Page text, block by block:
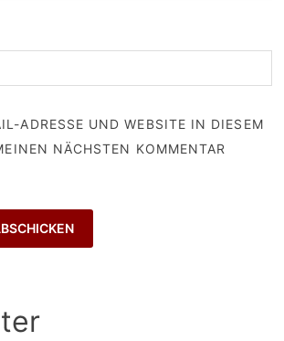
ADRESSE UND WEBSITE IN DIESEM
NÄCHSTEN KOMMENTAR